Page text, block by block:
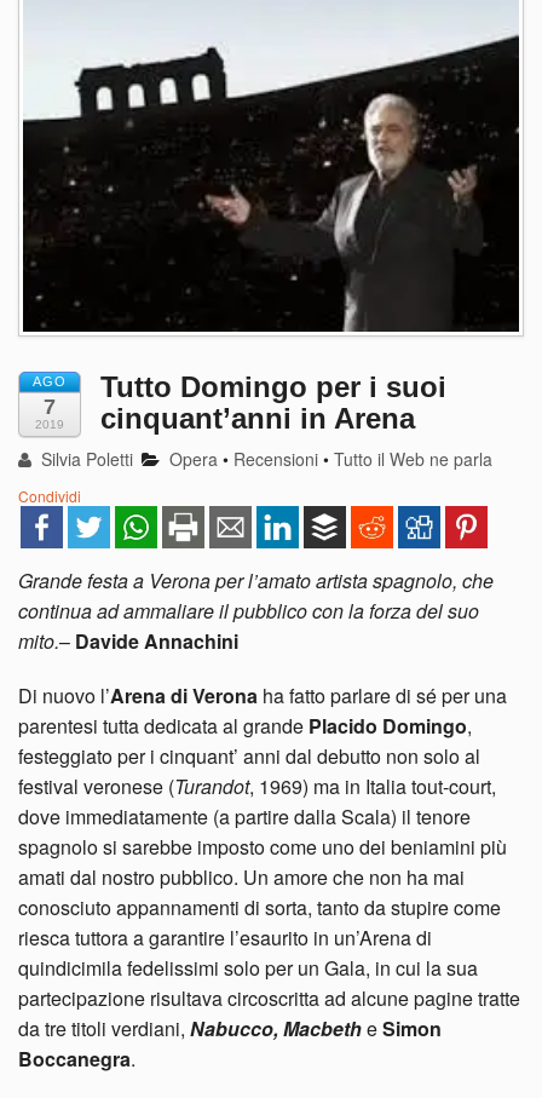
AGO
7
2019
Tutto Domingo per i suoi
cinquant’anni in Arena
Silvia Poletti Opera • Recensioni •Tutto il Web ne parla
Condividi
Grande festa a Verona per l’amato artista spagnolo, che
continua ad ammaliare il pubblico con la forza del suo
mito.– Davide Annachini
Di nuovo l’Arena di Verona ha fatto parlare di sé per una
parentesi tutta dedicata al grande Placido Domingo,
festeggiato per i cinquant’ anni dal debutto non solo al
festival veronese (Turandot, 1969) ma in Italia tout-court,
dove immediatamente (a partire dalla Scala) il tenore
spagnolo si sarebbe imposto come uno dei beniamini più
amati dal nostro pubblico. Un amore che non ha mai
conosciuto appannamenti di sorta, tanto da stupire come
riesca tuttora a garantire l’esaurito in un’Arena di
quindicimila fedelissimi solo per un Gala, in cui la sua
partecipazione risultava circoscritta ad alcune pagine tratte
da tre titoli verdiani, Nabucco, MacbetheSimon
Boccanegra.